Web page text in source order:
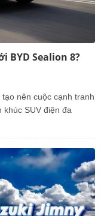
BYD Sealion 8?
nên cuộc cạnh tranh
khúc SUV điện đa